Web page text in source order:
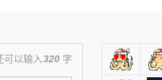
可以输入320 字